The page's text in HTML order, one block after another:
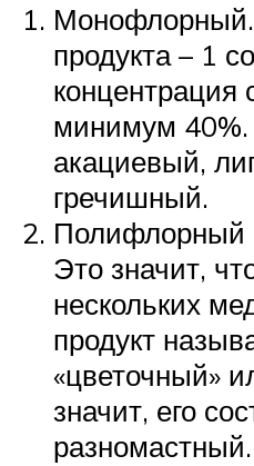
Монофлорный.
продукта – 1
концентрация
минимум
акациевый,
гречишный.
Полифлорный
Это значит,
нескольких
продукт
«цветочный»
значит, его
разномастный.